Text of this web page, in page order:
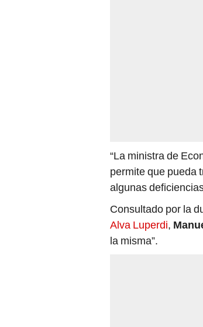
“La ministra de
permite que pueda
algunas
Consultado por la
Alva Luperdi,
la misma”.